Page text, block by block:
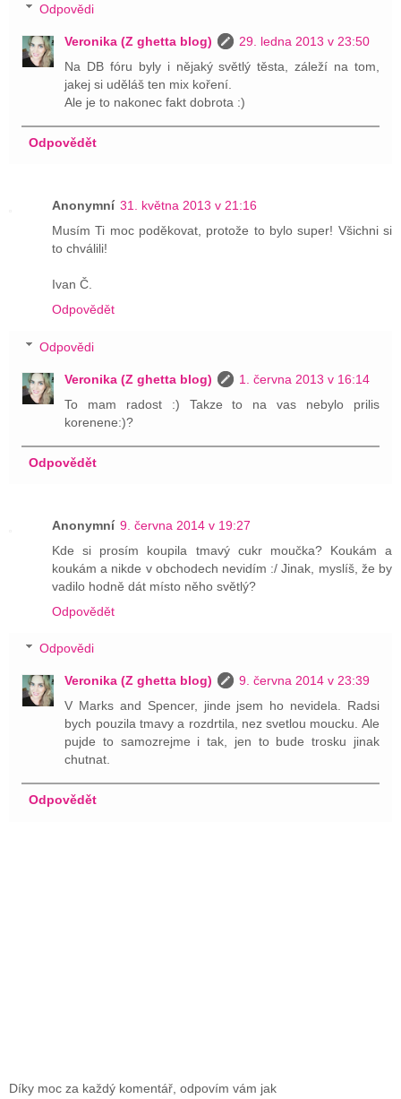
Odpovědi
Veronika (Z ghetta blog)
29. ledna 2013 v 23:50
Na DB fóru byly i nějaký světlý těsta, záleží na tom,
jakej si uděláš ten mix koření.
Ale je to nakonec fakt dobrota :)
Odpovědět
Anonymní 31. května 2013 v 21:16
Musím Ti moc poděkovat, protože to bylo super! Všichni si
to chválili!
Ivan Č.
Odpovědět
Odpovědi
Veronika (Z ghetta blog)
1. června 2013 v 16:14
To mam radost :) Takze to na vas nebylo prilis
korenene:)?
Odpovědět
Anonymní 9. června 2014 v 19:27
Kde si prosím koupila tmavý cukr moučka? Koukám a
koukám a nikde v obchodech nevidím :/ Jinak, myslíš, že by
vadilo hodně dát místo něho světlý?
Odpovědět
Odpovědi
Veronika (Z ghetta blog)
9. června 2014 v 23:39
V Marks and Spencer, jinde jsem ho nevidela. Radsi
bych pouzila tmavy a rozdrtila, nez svetlou moucku. Ale
pujde to samozrejme i tak, jen to bude trosku jinak
chutnat.
Odpovědět
Díky moc za každý komentář, odpovím vám jak